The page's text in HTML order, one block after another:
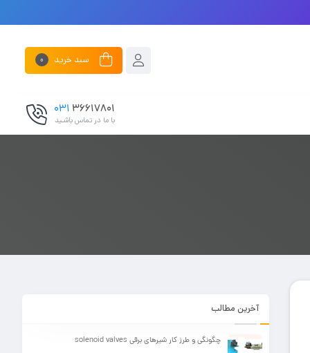
سبد خرید 0
۳۶۶۱۷۸۰۱ 031
با ما در تماس باشـید
آخرین مطالب
چگونگی و طرز کار شیرهای برقی solenoid valves